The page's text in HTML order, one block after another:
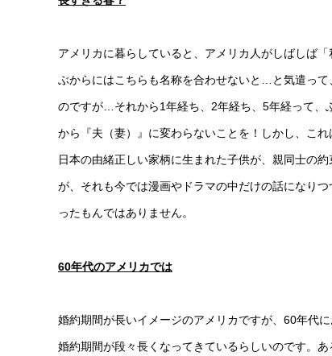
アメリカに暮らしていると、アメリカ人がしばしば
ぶからにはこちらも名称を合わせないと…と気遣っ
のですが…それから1年経ち、2年経ち、5年経って、
から『夫（妻）』に変わらないことを！しかし、こ
日本の由緒正しい家柄に生まれた子供が、親同士の
が、それも今では漫画やドラマの中だけの話になり
ったもんではありません。
60年代のアメリカでは
婚約期間が長いイメージのアメリカですが、60年代
婚約期間が段々長くなってきているらしいのです。